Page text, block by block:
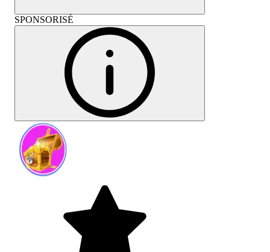
SPONSORISÉ